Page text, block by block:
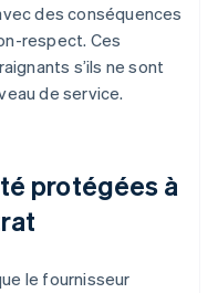
des conséquences
respect. Ces
s’ils ne sont
de service.
protégées à
le fournisseur